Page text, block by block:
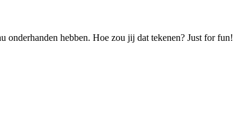
onderhanden hebben. Hoe zou jij dat tekenen? Just for